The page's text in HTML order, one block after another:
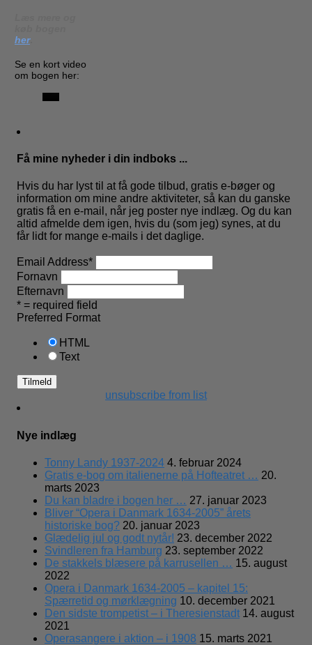
her.
Se en kort video
om bogen her:
Få mine nyheder i din indboks ...
Hvis du har lyst til at få gode tilbud, gratis e-bøger og
information om mine andre aktiviteter, så kan du ganske
gratis få en e-mail, når jeg poster nye indlæg. Og du kan
altid afmelde dem igen, hvis du (som jeg) synes, at du
får lidt for mange e-mails i det daglige.
Email Address*
Fornavn
Efternavn
* = required field
Preferred Format
HTML
Text
unsubscribe from list
Nye indlæg
Tonny Landy 1937-2024 4. februar 2024
Gratis e-bog om italienerne på Hofteatret … 20.
marts 2023
Du kan bladre i bogen her … 27. januar 2023
Bliver “Opera i Danmark 1634-2005” årets
historiske bog? 20. januar 2023
Glædelig jul og godt nytår! 23. december 2022
Svindleren fra Hamburg 23. september 2022
De stakkels blæsere på karrusellen … 15. august
2022
Opera i Danmark 1634-2005 – kapitel 15:
Spærretid og mørklægning 10. december 2021
Den sidste trompetist – i Theresienstadt 14. august
2021
Operasangere i aktion – i 1908 15. marts 2021